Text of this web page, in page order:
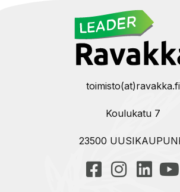
toimisto(at)ravakka.fi
Koulukatu 7
23500